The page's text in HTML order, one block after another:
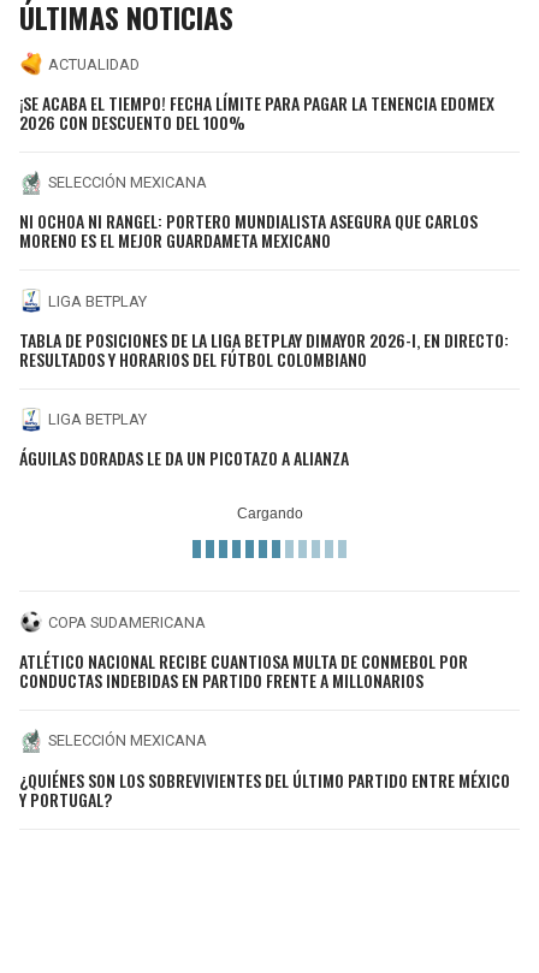
ÚLTIMAS NOTICIAS
ACTUALIDAD
¡SE ACABA EL TIEMPO! FECHA LÍMITE PARA PAGAR LA TENENCIA EDOMEX
2026 CON DESCUENTO DEL 100%
SELECCIÓN MEXICANA
NI OCHOA NI RANGEL: PORTERO MUNDIALISTA ASEGURA QUE CARLOS
MORENO ES EL MEJOR GUARDAMETA MEXICANO
LIGA BETPLAY
TABLA DE POSICIONES DE LA LIGA BETPLAY DIMAYOR 2026-I, EN DIRECTO:
RESULTADOS Y HORARIOS DEL FÚTBOL COLOMBIANO
LIGA BETPLAY
ÁGUILAS DORADAS LE DA UN PICOTAZO A ALIANZA
COPA SUDAMERICANA
ATLÉTICO NACIONAL RECIBE CUANTIOSA MULTA DE CONMEBOL POR
CONDUCTAS INDEBIDAS EN PARTIDO FRENTE A MILLONARIOS
SELECCIÓN MEXICANA
¿QUIÉNES SON LOS SOBREVIVIENTES DEL ÚLTIMO PARTIDO ENTRE MÉXICO
Y PORTUGAL?